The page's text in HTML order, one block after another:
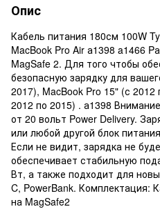
Опис
Кабель питания 180см 100W
MacBook Pro Air а1398 a1466
MagSafe 2. Для того чтобы
безопасную зарядку для
2017), MacBook Pro 15" (с
2012 по 2015) . а1398
от 20 вольт Power Delivery.
или любой другой блок
Если не видит, зарядка не
обеспечивает стабильную
Вт, а также подходит для
C, PowerBank. Комплектация:
на MagSafe2